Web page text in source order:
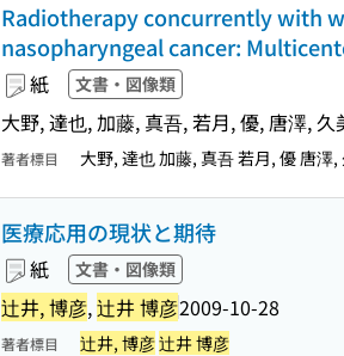
Radiotherapy concurrently with
nasopharyngeal cancer:
紙 文書・図像類
大野, 達也, 加藤, 真吾, 若月, 優, 唐澤,
著者標目 大野, 達也 加藤, 真吾 若月, 優 唐澤
医療応用の現状と期待
紙 文書・図像類
辻井, 博彦,辻井 博彦2009-10-28
著者標目 辻井, 博彦辻井 博彦